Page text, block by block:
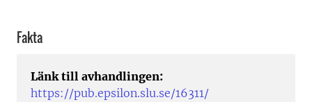
Fakta
Länk till avhandlingen:
https://pub.epsilon.slu.se/16311/